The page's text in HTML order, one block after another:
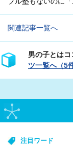
関連記事一覧へ
男の子とは
ツ一覧へ（5件
注目ワード